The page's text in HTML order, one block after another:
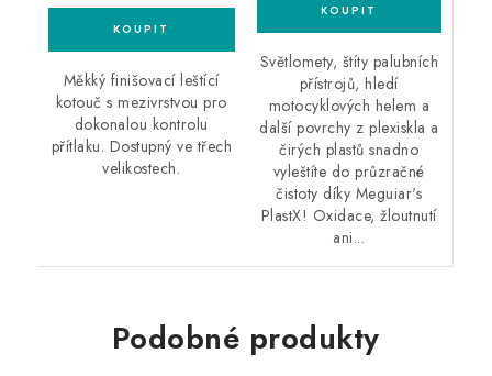
Měkký finišovací leštící
kotouč s mezivrstvou pro
dokonalou kontrolu
přítlaku. Dostupný ve třech
velikostech.
Světlomety, štíty palubních
přístrojů, hledí
motocyklových helem a
další povrchy z plexiskla a
čirých plastů snadno
vyleštíte do průzračné
čistoty díky Meguiar's
PlastX! Oxidace, žloutnutí
ani...
Podobné produkty